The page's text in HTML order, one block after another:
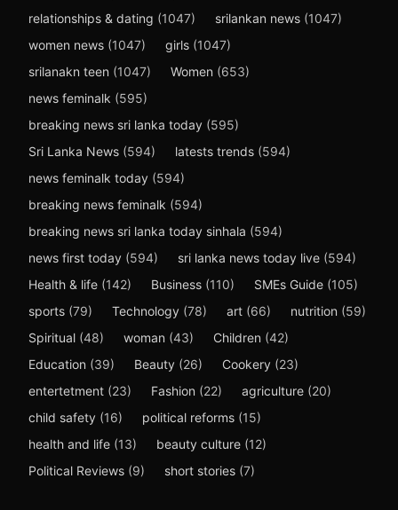
relationships & dating (1047) srilankan news (1047)
women news (1047) girls (1047)
srilanakn teen (1047) Women (653)
news feminalk (595)
breaking news sri lanka today (595)
Sri Lanka News (594) latests trends (594)
news feminalk today (594)
breaking news feminalk (594)
breaking news sri lanka today sinhala (594)
news first today (594) sri lanka news today live (594)
Health & life (142) Business (110) SMEs Guide (105)
sports (79) Technology (78) art (66) nutrition (59)
Spiritual (48) woman (43) Children (42)
Education (39) Beauty (26) Cookery (23)
entertetment (23) Fashion (22) agriculture (20)
child safety (16) political reforms (15)
health and life (13) beauty culture (12)
Political Reviews (9) short stories (7)